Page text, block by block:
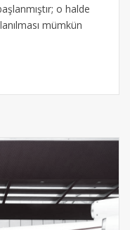
o halde
mümkün